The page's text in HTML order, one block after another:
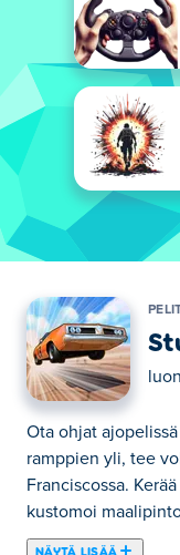
Ota ohjat
ramppien yli, tee
Franciscossa.
kustomoi
NÄYTÄ LISÄÄ